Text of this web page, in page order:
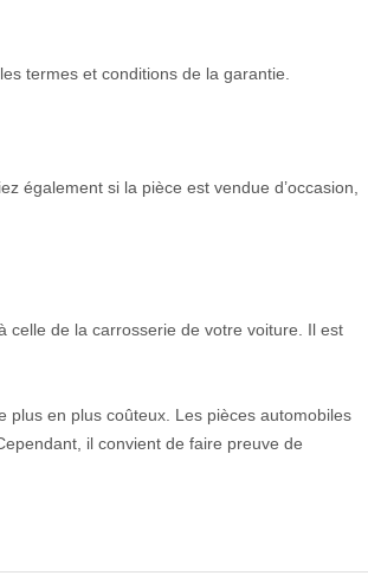
termes et conditions de la garantie.
également si la pièce est vendue d’occasion,
celle de la carrosserie de votre voiture. Il est
plus en plus coûteux. Les pièces automobiles
il convient de faire preuve de